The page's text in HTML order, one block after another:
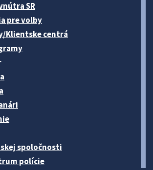
SR
pre volby
Klientske centrá
spoločnosti
polície